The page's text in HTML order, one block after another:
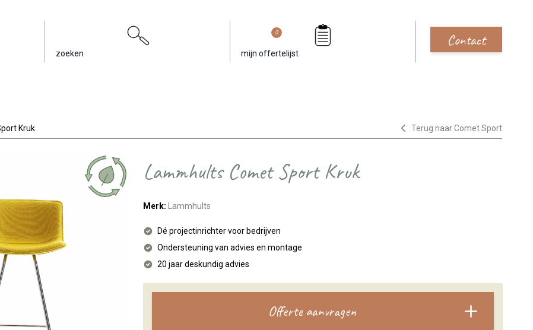
zoeken mijn offertelijst
0 Contact
Kruk Terug naar Comet Sport
Lammhults Comet Sport Kruk
Merk: Lammhults
Dé projectinrichter voor bedrijven
Ondersteuning van advies en montage
20 jaar deskundig advies
Offerte aanvragen